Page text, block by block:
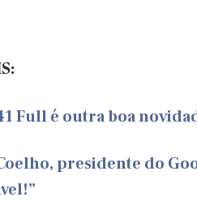
Full é outra boa
presidente do